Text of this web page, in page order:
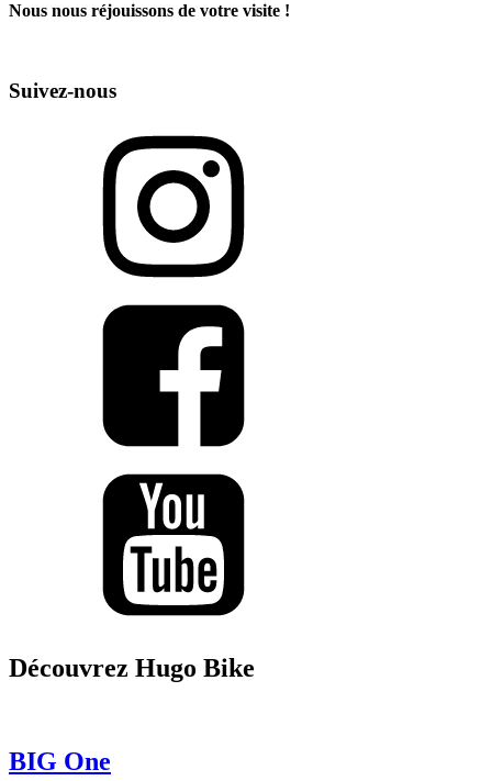
Nous nous réjouissons de votre visite !
Suivez-nous
Découvrez Hugo Bike
BIG One